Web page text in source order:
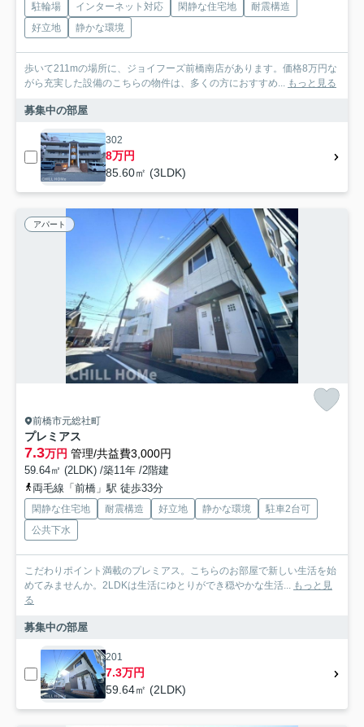
駐輪場 インターネット対応 閑静な住宅地
耐震構造
好立地
静かな環境
歩いて211mの場所に、ジョイフーズ前橋南店があります。価格8万円な
がら充実した設備のこちらの物件は、多くの方におすすめ... もっと見る
募集中の部屋
302
8万円
85.60㎡ (3LDK)
アパート
前橋市元総社町
プレミアス
7.3万円 管理/共益費3,000円
59.64㎡ (2LDK) /築11年 /2階建
両毛線「前橋」駅 徒歩33分
閑静な住宅地 耐震構造 好立地 静かな環境
駐車2台可
公共下水
こだわりポイント満載のプレミアス。こちらのお部屋で新しい生活を始
めてみませんか。2LDKは生活にゆとりができ穏やかな生活... もっと見
る
募集中の部屋
201
7.3万円
59.64㎡ (2LDK)